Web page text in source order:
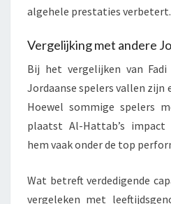
algehele prestaties verbetert.
Vergelijking met andere
Bij het vergelijken van
Jordaanse spelers vallen zijn
Hoewel sommige spelers
plaatst Al-Hattab’s impact
hem vaak onder de top
Wat betreft verdedigende
vergeleken met